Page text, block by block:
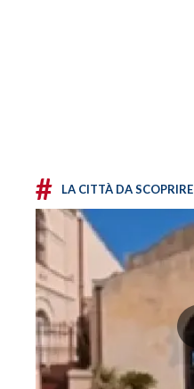
# LA CITTÀ DA SCOPRIRE